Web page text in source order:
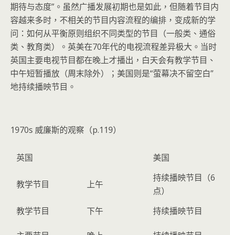
期待与态度”。虽然广播发展初期也是如此，但随着节目内
容越来多时，不相关的节目内容流程的编排，变成新的学
问：如何从平衡原则组织不同类型的节目（一般类、通俗
类、教育类）。英美在70年代的电视流程差异极大。当时
英国主要电视节目都在晚上才播出，白天会有教学节目、
中午短暂播放（周末除外）；美国则是“萤幕决不留空白”
地持续播映节目。
1970s 威廉斯的观察（p.119）
英国 美国
教学节目 上午
持续播映节目（6
点）
教学节目
下午 持续播映节目